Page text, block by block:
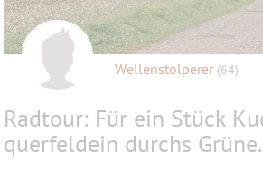
Wellenstolperer (64)
Radtour: Für ein Stück
querfeldein durchs Grüne.